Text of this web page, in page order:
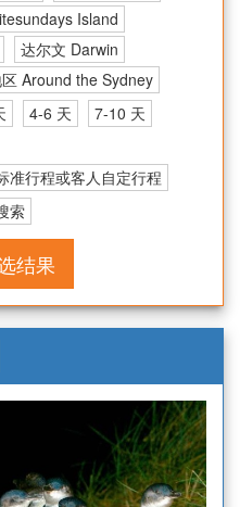
Island
达尔文 Darwin
Around the Sydney
4-6 天
7-10 天
准行程或客人自定行程
索
结果